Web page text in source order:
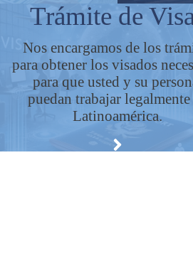
Trámite de
Nos encargamos de los
para obtener los visados
para que usted y su
puedan trabajar legalmente
Latinoamérica.